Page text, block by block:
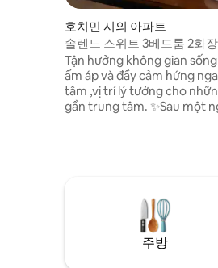
호치민 시의 아파트
솔렌느 스위트 3베드룸 2화장
• D1 5m
Tận hưởng không gian
ấm áp và đầy cảm hứng
tâm ,vị trí lý tưởng cho
gần trung tâm. ✨Sau một
hợp không gian tinh tế,
thoải mái trọn vẹn và nhiều
quanh ( cửa hàng 24/7, cà
khu tham quan…) 🤗
주방